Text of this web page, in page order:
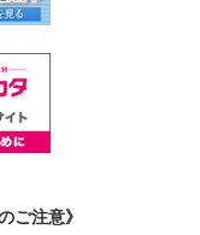
ご注意》